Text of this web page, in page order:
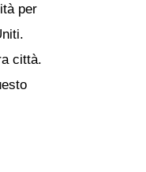
per
città.